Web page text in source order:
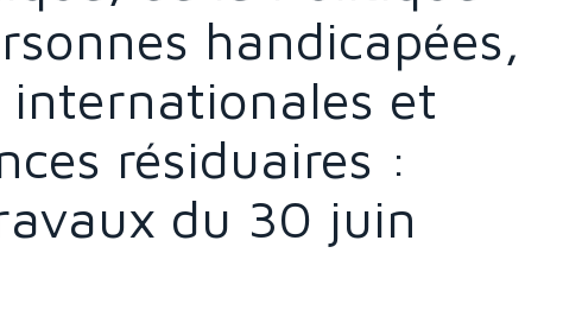
handicapées,
internationales et
résiduaires :
du 30 juin